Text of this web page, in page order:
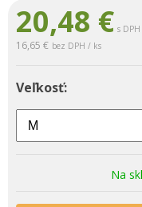
20,48 € s
16,65 € bez DPH / ks
Veľkosť:
Na